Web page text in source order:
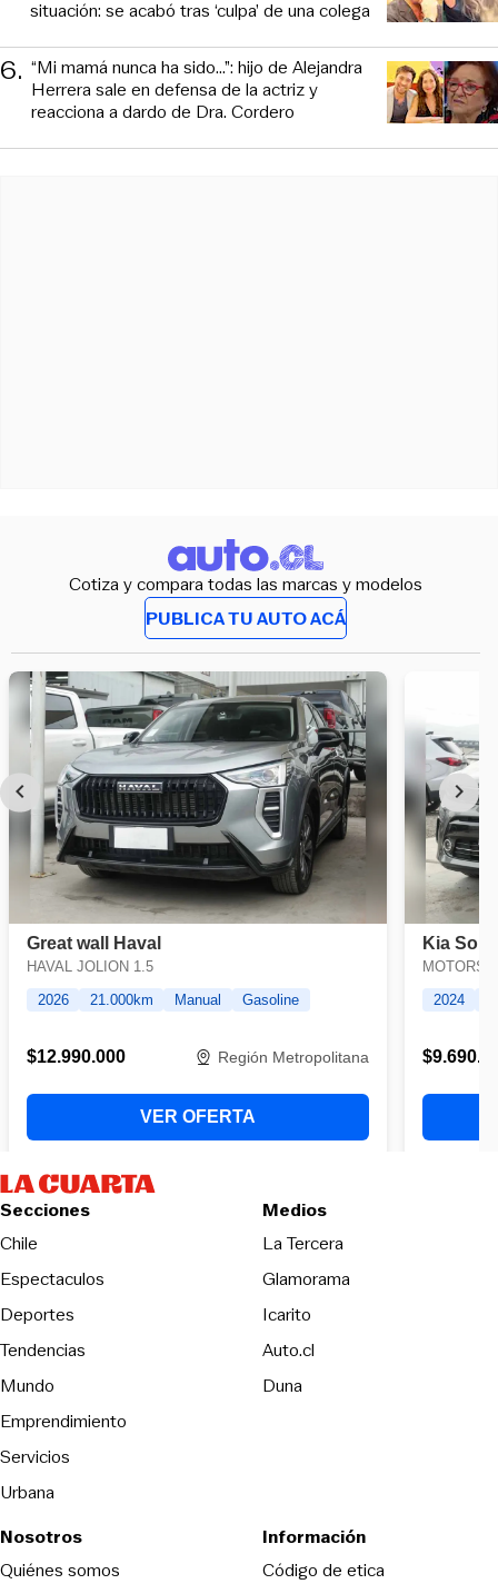
situación: se acabó tras ‘culpa’ de una colega
6. “Mi mamá nunca ha sido...”: hijo de Alejandra
Herrera sale en defensa de la actriz y
reacciona a dardo de Dra. Cordero
Cotiza y compara todas las marcas y modelos
PUBLICA TU AUTO ACÁ
Secciones
Chile
Espectaculos
Deportes
Tendencias
Mundo
Emprendimiento
Servicios
Urbana
Medios
La TerceraOpens in new
Glamorama
Icarito
Auto.cl
DunaOpens in new window
Nosotros
Quiénes somos
Información
Código de eticaOpens in new